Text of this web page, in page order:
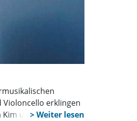
Violoncello erklingen
Kim und Damir